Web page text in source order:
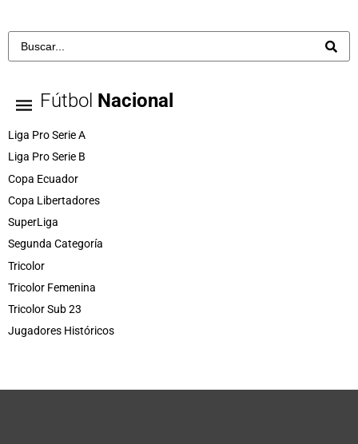
Fútbol Nacional
Liga Pro Serie A
Liga Pro Serie B
Copa Ecuador
Copa Libertadores
SuperLiga
Segunda Categoría
Tricolor
Tricolor Femenina
Tricolor Sub 23
Jugadores Históricos